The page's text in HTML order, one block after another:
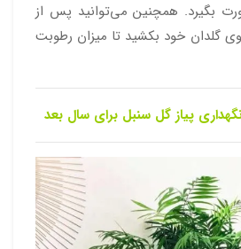
بگیرد. همچنین می‌توانید پس از
گلدان خود بکشید تا میزان رطوبت
پیاز گل سنبل برای سال بعد